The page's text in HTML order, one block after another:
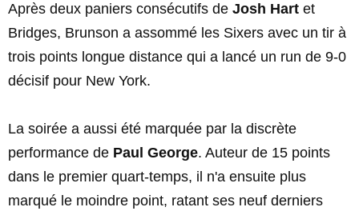
Après deux paniers consécutifs de Josh Hart et
Bridges, Brunson a assommé les Sixers avec un tir à
trois points longue distance qui a lancé un run de 9-0
décisif pour New York.
La soirée a aussi été marquée par la discrète
performance de Paul George. Auteur de 15 points
dans le premier quart-temps, il n'a ensuite plus
marqué le moindre point, ratant ses neuf derniers